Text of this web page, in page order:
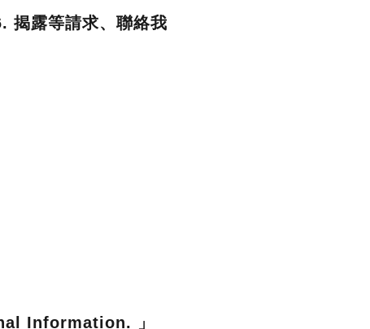
揭露等請求、聯絡我
Information. 」